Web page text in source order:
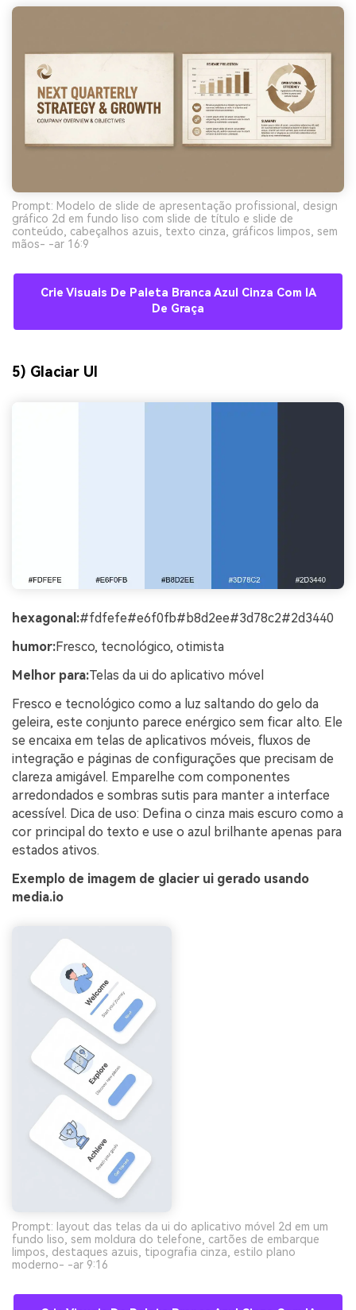
Prompt: Modelo de slide de apresentação profissional, design
gráfico 2d em fundo liso com slide de título e slide de
conteúdo, cabeçalhos azuis, texto cinza, gráficos limpos, sem
mãos- -ar 16:9
Crie Visuais De Paleta Branca Azul Cinza Com IA
De Graça
5) Glaciar UI
hexagonal:#fdfefe#e6f0fb#b8d2ee#3d78c2#2d3440
humor:Fresco, tecnológico, otimista
Melhor para:Telas da ui do aplicativo móvel
Fresco e tecnológico como a luz saltando do gelo da
geleira, este conjunto parece enérgico sem ficar alto. Ele
se encaixa em telas de aplicativos móveis, fluxos de
integração e páginas de configurações que precisam de
clareza amigável. Emparelhe com componentes
arredondados e sombras sutis para manter a interface
acessível. Dica de uso: Defina o cinza mais escuro como a
cor principal do texto e use o azul brilhante apenas para
estados ativos.
Exemplo de imagem de glacier ui gerado usando
media.io
Prompt: layout das telas da ui do aplicativo móvel 2d em um
fundo liso, sem moldura do telefone, cartões de embarque
limpos, destaques azuis, tipografia cinza, estilo plano
moderno- -ar 9:16